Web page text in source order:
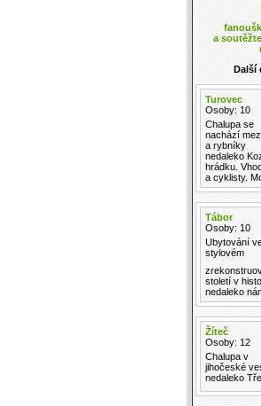
a
Další
Turovec
Osoby: 10
Chalupa se
nachází
a rybníky
nedaleko
hrádku.
a cyklisty.
Tábor
Osoby: 10
Ubytování
stylovém
století v
nedaleko
Žíteč
Osoby: 12
Chalupa v
jihočeské
nedaleko